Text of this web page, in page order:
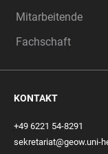
Mitarbeitende
Fachschaft
KONTAKT
+49 6221 54-8291
sekretariat@geow.uni-